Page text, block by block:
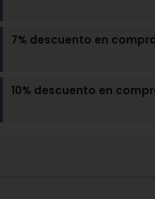
7% descuento en
10% descuento en